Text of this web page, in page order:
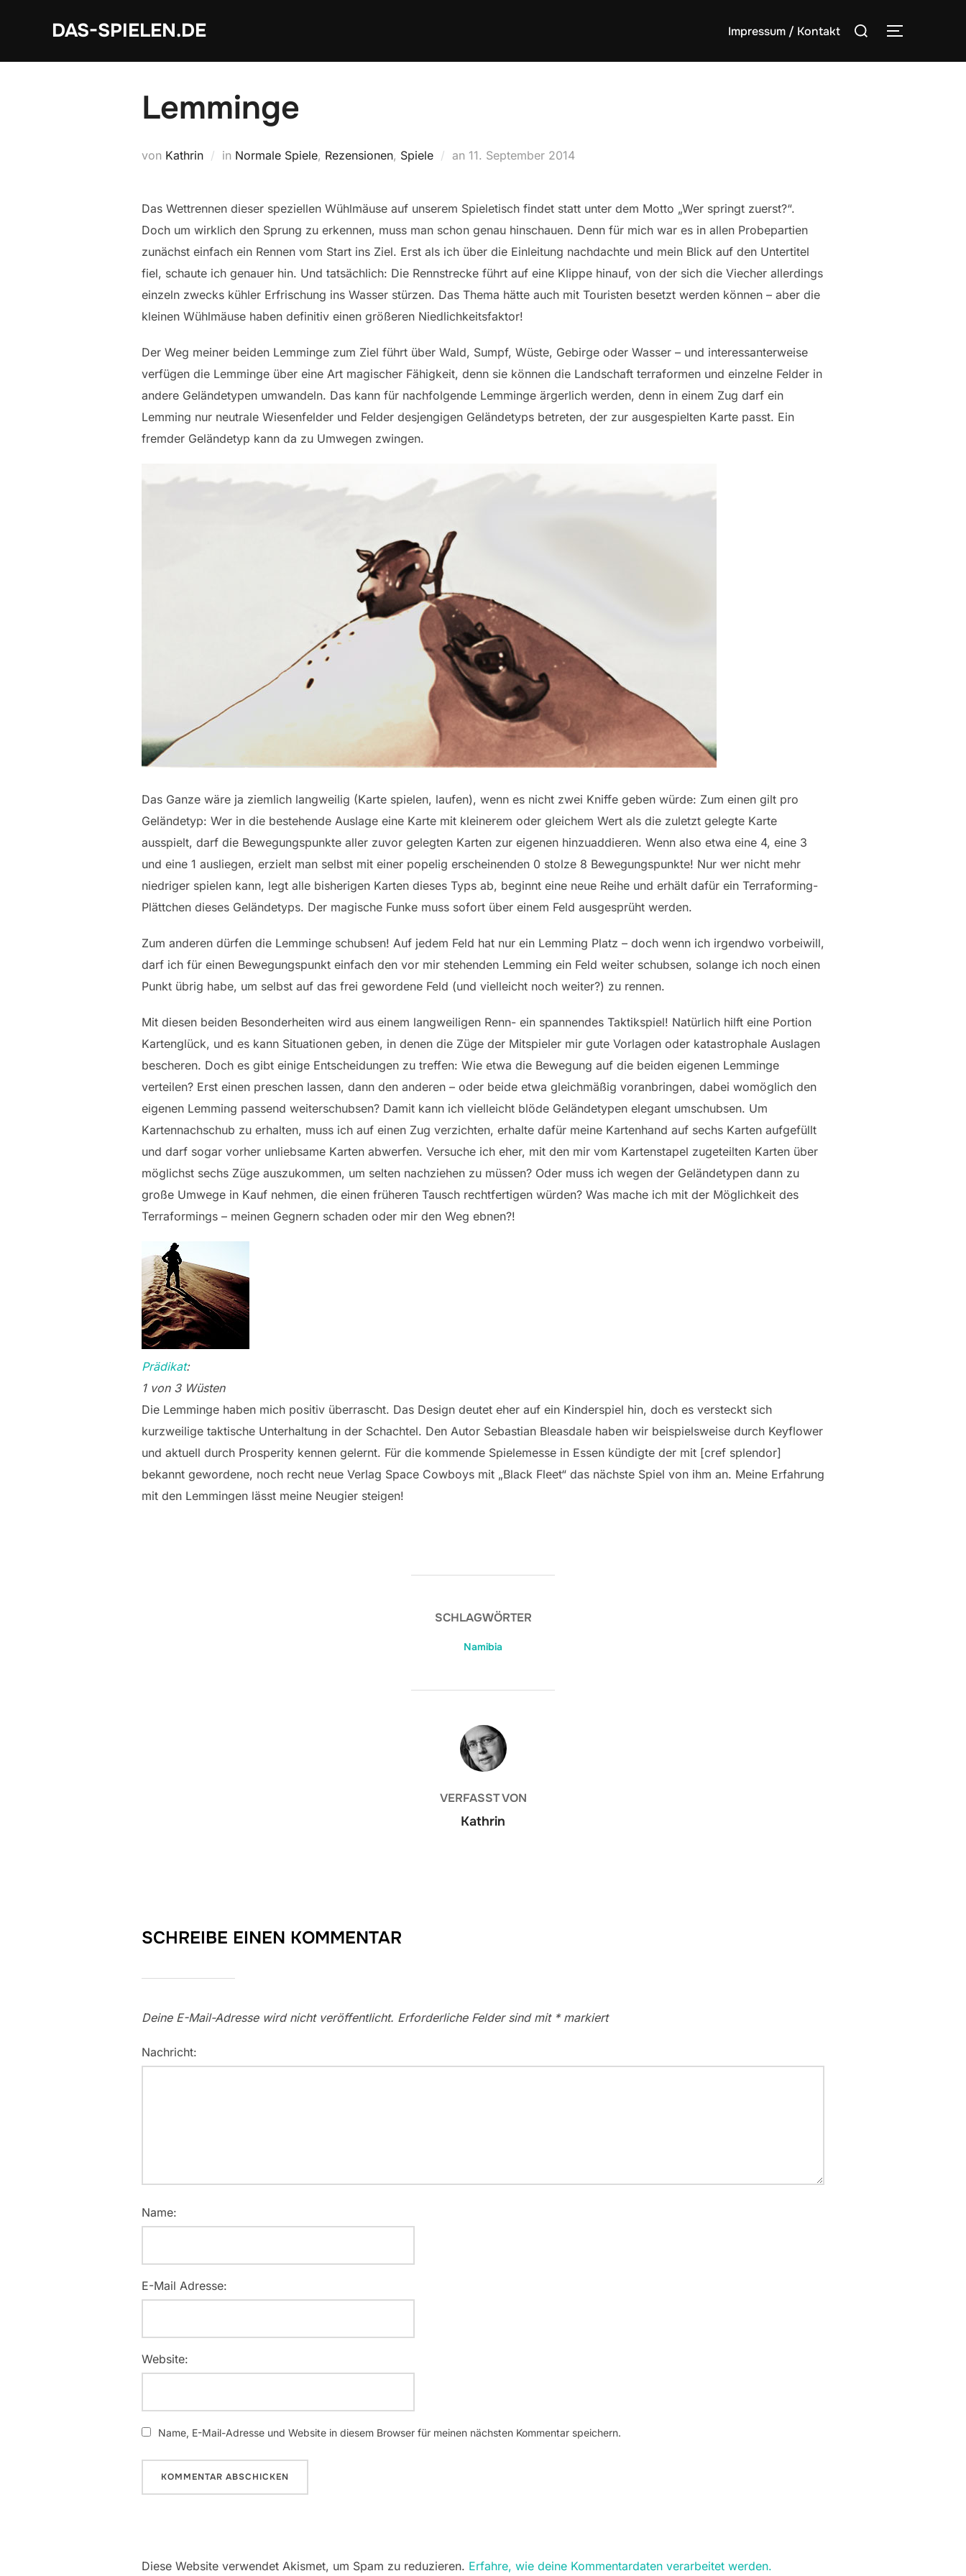
DAS-SPIELEN.DE Impressum / Kontakt
Suchen
Lemminge
von Kathrin in Normale Spiele, Rezensionen, Spiele an Veröffentlicht
11. September 2014
Das Wettrennen dieser speziellen Wühlmäuse auf unserem Spieletisch findet statt unter dem Motto „Wer springt zuerst?“.
Doch um wirklich den Sprung zu erkennen, muss man schon genau hinschauen. Denn für mich war es in allen Probepartien
zunächst einfach ein Rennen vom Start ins Ziel. Erst als ich über die Einleitung nachdachte und mein Blick auf den Untertitel
fiel, schaute ich genauer hin. Und tatsächlich: Die Rennstrecke führt auf eine Klippe hinauf, von der sich die Viecher allerdings
einzeln zwecks kühler Erfrischung ins Wasser stürzen. Das Thema hätte auch mit Touristen besetzt werden können – aber die
kleinen Wühlmäuse haben definitiv einen größeren Niedlichkeitsfaktor!
Der Weg meiner beiden Lemminge zum Ziel führt über Wald, Sumpf, Wüste, Gebirge oder Wasser – und interessanterweise
verfügen die Lemminge über eine Art magischer Fähigkeit, denn sie können die Landschaft terraformen und einzelne Felder in
andere Geländetypen umwandeln. Das kann für nachfolgende Lemminge ärgerlich werden, denn in einem Zug darf ein
Lemming nur neutrale Wiesenfelder und Felder desjengigen Geländetyps betreten, der zur ausgespielten Karte passt. Ein
fremder Geländetyp kann da zu Umwegen zwingen.
Das Ganze wäre ja ziemlich langweilig (Karte spielen, laufen), wenn es nicht zwei Kniffe geben würde: Zum einen gilt pro
Geländetyp: Wer in die bestehende Auslage eine Karte mit kleinerem oder gleichem Wert als die zuletzt gelegte Karte
ausspielt, darf die Bewegungspunkte aller zuvor gelegten Karten zur eigenen hinzuaddieren. Wenn also etwa eine 4, eine 3
und eine 1 ausliegen, erzielt man selbst mit einer popelig erscheinenden 0 stolze 8 Bewegungspunkte! Nur wer nicht mehr
niedriger spielen kann, legt alle bisherigen Karten dieses Typs ab, beginnt eine neue Reihe und erhält dafür ein Terraforming-
Plättchen dieses Geländetyps. Der magische Funke muss sofort über einem Feld ausgesprüht werden.
Zum anderen dürfen die Lemminge schubsen! Auf jedem Feld hat nur ein Lemming Platz – doch wenn ich irgendwo vorbeiwill,
darf ich für einen Bewegungspunkt einfach den vor mir stehenden Lemming ein Feld weiter schubsen, solange ich noch einen
Punkt übrig habe, um selbst auf das frei gewordene Feld (und vielleicht noch weiter?) zu rennen.
Mit diesen beiden Besonderheiten wird aus einem langweiligen Renn- ein spannendes Taktikspiel! Natürlich hilft eine Portion
Kartenglück, und es kann Situationen geben, in denen die Züge der Mitspieler mir gute Vorlagen oder katastrophale Auslagen
bescheren. Doch es gibt einige Entscheidungen zu treffen: Wie etwa die Bewegung auf die beiden eigenen Lemminge
verteilen? Erst einen preschen lassen, dann den anderen – oder beide etwa gleichmäßig voranbringen, dabei womöglich den
eigenen Lemming passend weiterschubsen? Damit kann ich vielleicht blöde Geländetypen elegant umschubsen. Um
Kartennachschub zu erhalten, muss ich auf einen Zug verzichten, erhalte dafür meine Kartenhand auf sechs Karten aufgefüllt
und darf sogar vorher unliebsame Karten abwerfen. Versuche ich eher, mit den mir vom Kartenstapel zugeteilten Karten über
möglichst sechs Züge auszukommen, um selten nachziehen zu müssen? Oder muss ich wegen der Geländetypen dann zu
große Umwege in Kauf nehmen, die einen früheren Tausch rechtfertigen würden? Was mache ich mit der Möglichkeit des
Terraformings – meinen Gegnern schaden oder mir den Weg ebnen?!
Prädikat:
1 von 3 Wüsten
Die Lemminge haben mich positiv überrascht. Das Design deutet eher auf ein Kinderspiel hin, doch es versteckt sich
kurzweilige taktische Unterhaltung in der Schachtel. Den Autor Sebastian Bleasdale haben wir beispielsweise durch Keyflower
und aktuell durch Prosperity kennen gelernt. Für die kommende Spielemesse in Essen kündigte der mit [cref splendor]
bekannt gewordene, noch recht neue Verlag Space Cowboys mit „Black Fleet“ das nächste Spiel von ihm an. Meine Erfahrung
mit den Lemmingen lässt meine Neugier steigen!
SCHLAGWÖRTER
Namibia
BEITRAGSAUTOR
VERFASST VON
Kathrin
SCHREIBE EINEN KOMMENTAR
Deine E-Mail-Adresse wird nicht veröffentlicht. Erforderliche Felder sind mit *markiert
Nachricht:
Name:
E-Mail Adresse:
Website:
Name, E-Mail-Adresse und Website in diesem Browser für meinen nächsten Kommentar speichern.
Diese Website verwendet Akismet, um Spam zu reduzieren. Erfahre, wie deine Kommentardaten verarbeitet werden.